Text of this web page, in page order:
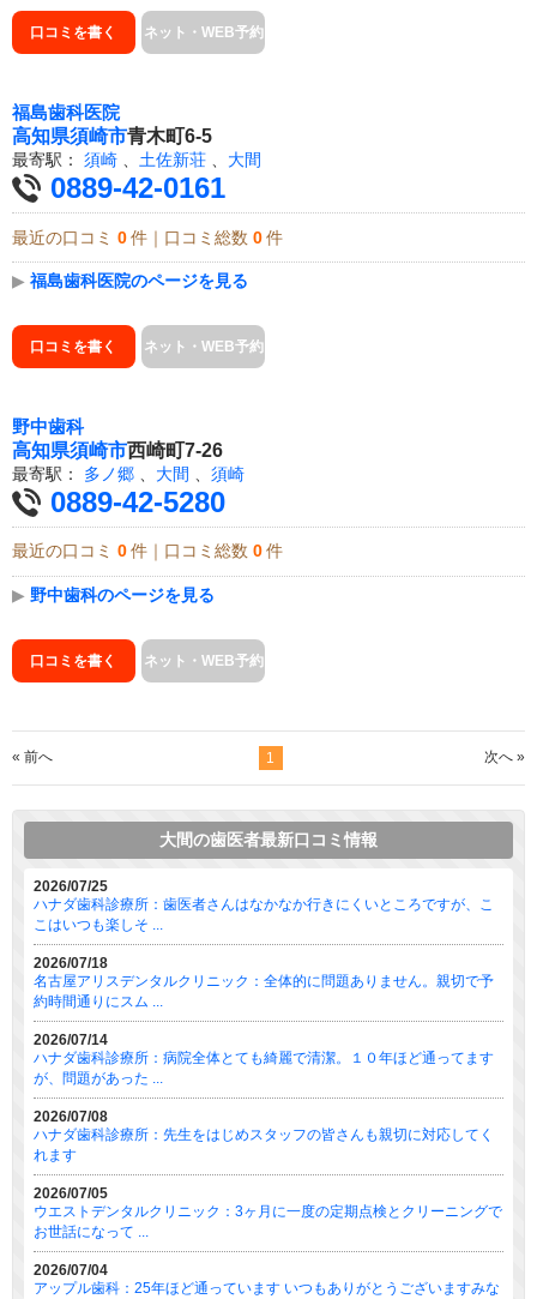
口コミを書く ネット・WEB予約
福島歯科医院
高知県須崎市青木町6-5
最寄駅： 須崎 土佐新荘 大間
0889-42-0161
最近の口コミ 0 件｜口コミ総数 0 件
▶ 福島歯科医院のページを見る
口コミを書く ネット・WEB予約
野中歯科
高知県須崎市西崎町7-26
最寄駅： 多ノ郷 大間 須崎
0889-42-5280
最近の口コミ 0 件｜口コミ総数 0 件
▶ 野中歯科のページを見る
口コミを書く ネット・WEB予約
« 前へ 1 次へ »
大間の歯医者最新口コミ情報
2026/07/25
ハナダ歯科診療所：歯医者さんはなかなか行きにくいところですが、こ
こはいつも楽しそ ...
2026/07/18
名古屋アリスデンタルクリニック：全体的に問題ありません。親切で予
約時間通りにスム ...
2026/07/14
ハナダ歯科診療所：病院全体とても綺麗で清潔。１０年ほど通ってます
が、問題があった ...
2026/07/08
ハナダ歯科診療所：先生をはじめスタッフの皆さんも親切に対応してく
れます
2026/07/05
ウエストデンタルクリニック：3ヶ月に一度の定期点検とクリーニングで
お世話になって ...
2026/07/04
アップル歯科：25年ほど通っています いつもありがとうございますみな